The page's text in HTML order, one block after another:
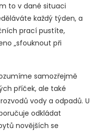
to v dané situaci
každý týden, a
prací pustíte,
„sfouknout při
samozřejmě
příček, ale také
vody a odpadů. U
odkládat
novějších se